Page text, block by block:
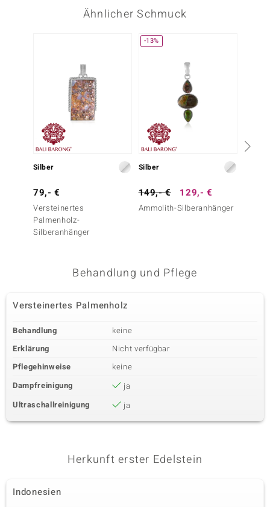
Ähnlicher Schmuck
Silber
79,- €
Versteinertes
Palmenholz-
Silberanhänger
-13%
Silber
149,- € 129,- €
Ammolith-Silberanhänger
Behandlung und Pflege
Versteinertes Palmenholz
Behandlung
keine
Erklärung
Nicht verfügbar
Pflegehinweise
keine
Dampfreinigung
ja
Ultraschallreinigung
ja
Herkunft erster Edelstein
Indonesien